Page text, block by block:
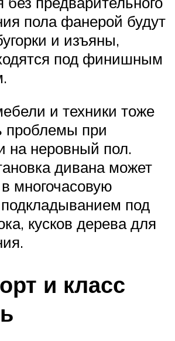
пола фанерой будут
и изъяны,
под финишным
и техники тоже
проблемы при
на неровный пол.
дивана может
многочасовую
под
кусков дерева для
и класс